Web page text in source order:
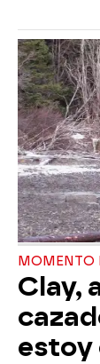
MOMENTO
Clay,
estoy